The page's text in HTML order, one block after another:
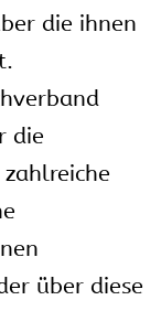
die ihnen
die
über diese